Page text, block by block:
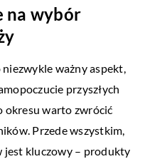
na wybór
ważny aspekt,
przyszłych
okresu warto zwrócić
Przede wszystkim,
jest kluczowy – produkty